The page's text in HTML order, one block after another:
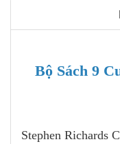
Bộ Sách 9
Stephen Richards